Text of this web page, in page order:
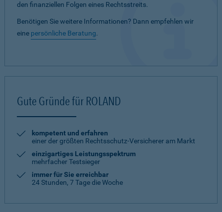
den finanziellen Folgen eines Rechtsstreits.
Benötigen Sie weitere Informationen? Dann empfehlen wir
eine persönliche Beratung.
Gute Gründe für ROLAND
kompetent und erfahren
einer der größten Rechtsschutz-Versicherer am Markt
einzigartiges Leistungsspektrum
mehrfacher Testsieger
immer für Sie erreichbar
24 Stunden, 7 Tage die Woche